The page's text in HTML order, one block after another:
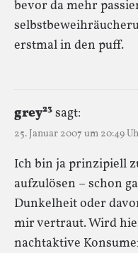
bevor da mehr
erstmal in den puff.
grey²³sagt:
25. Januar 2007 um 20:49
Ich bin ja prinzipiell
aufzulösen – schon
Dunkelheit oder
mir vertraut. Wird
nachtaktive